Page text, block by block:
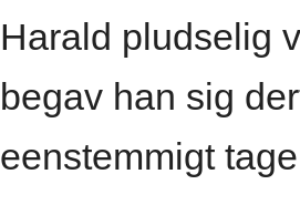
Harald pludselig
begav han sig
eenstemmigt